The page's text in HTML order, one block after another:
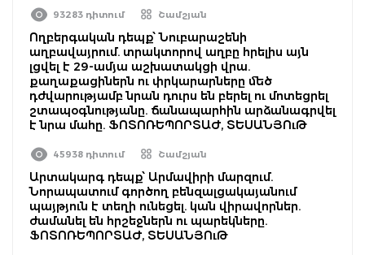
93283 դիտում Շամշյան
Ողբերգական դեպք՝ Նուբարաշենի
աղբավայրում. տրակտորով աղբը հրելիս այն
լցվել է 29-ամյա աշխատակցի վրա.
քաղաքացիներն ու փրկարարները մեծ
դժվարությամբ նրան դուրս են բերել ու մոտեցրել
շտապօգնությանը. ճանապարհին արձանագրվել
է նրա մահը. ՖՈՏՈՌԵՊՈՐՏԱԺ, ՏԵՍԱՆՅՈւԹ
45938 դիտում Շամշյան
Արտակարգ դեպք՝ Արմավիրի մարզում.
Նորապատում գործող բենզալցակայանում
պայթյուն է տեղի ունեցել. կան վիրավորներ.
ժամանել են հրշեջներն ու պարեկները.
ՖՈՏՈՌԵՊՈՐՏԱԺ, ՏԵՍԱՆՅՈւԹ